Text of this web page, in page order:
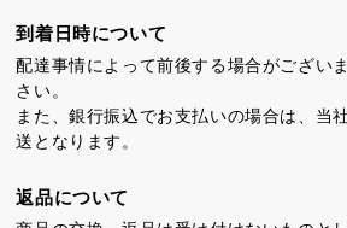
到着日時について
配達事情によって前後する場合がござい
さい。
また、銀行振込でお支払いの場合は、当
送となります。
返品について